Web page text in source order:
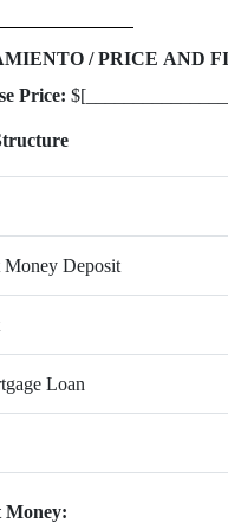
/ PRICE AND
Price:
Money Deposit
Loan
Money: